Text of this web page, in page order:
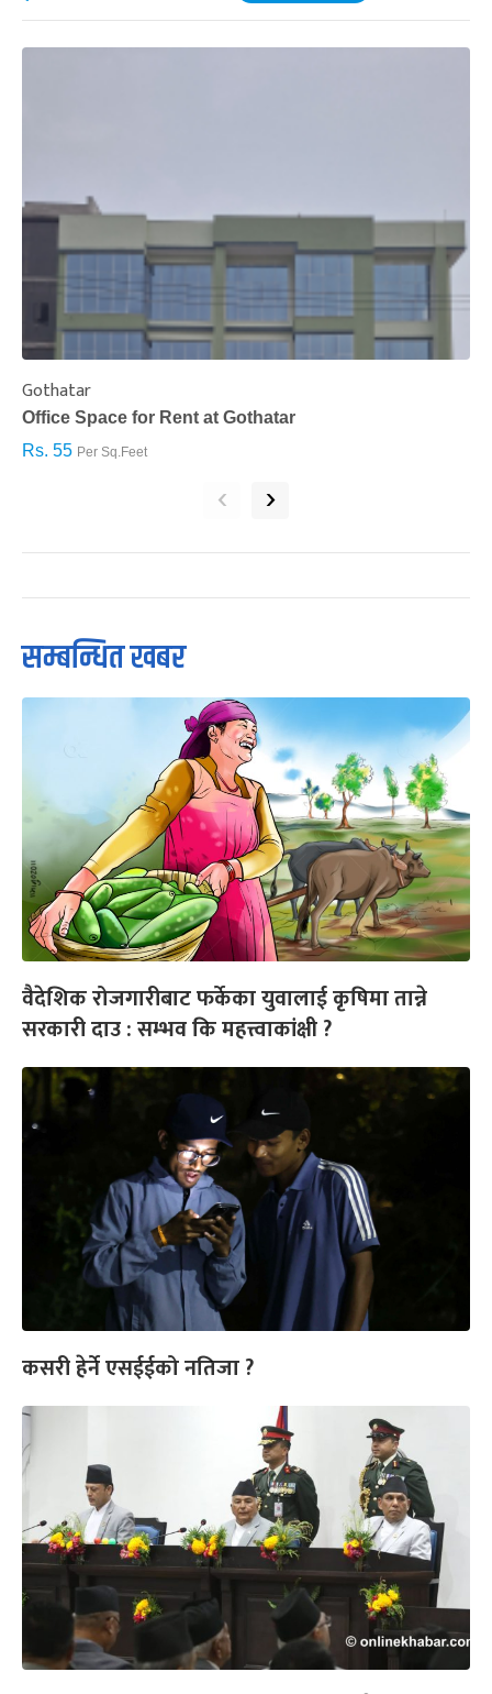
Gothatar
Office Space for Rent at Gothatar
Rs. 55 Per Sq.Feet
‹ ›
सम्बन्धित खबर
वैदेशिक रोजगारीबाट फर्केका युवालाई कृषिमा तान्ने
सरकारी दाउ : सम्भव कि महत्त्वाकांक्षी ?
कसरी हेर्ने एसईईको नतिजा ?